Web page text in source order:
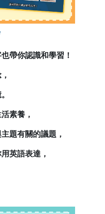
帶你認識和學習！
素養，
題有關的議題，
英語表達，